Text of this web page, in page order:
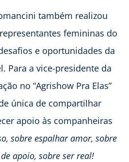
também realizou
femininas do
e oportunidades da
Para a vice-presidente da
no “Agrishow Pra Elas”
única de compartilhar
apoio às companheiras
sobre espalhar amor, sobre
apoio, sobre ser real!